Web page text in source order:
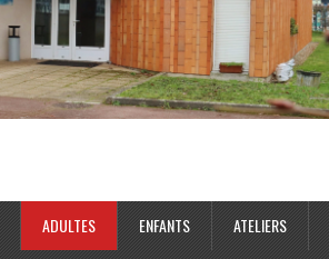
ADULTES ENFANTS ATELIERS